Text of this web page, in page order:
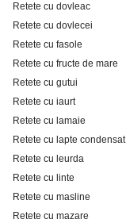
Retete cu dovleac
Retete cu dovlecei
Retete cu fasole
Retete cu fructe de mare
Retete cu gutui
Retete cu iaurt
Retete cu lamaie
Retete cu lapte condensat
Retete cu leurda
Retete cu linte
Retete cu masline
Retete cu mazare